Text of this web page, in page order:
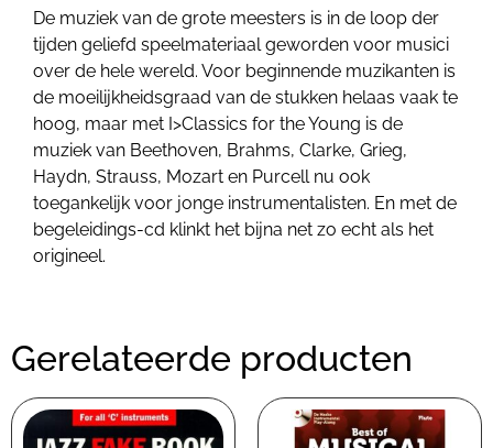
De muziek van de grote meesters is in de loop der
tijden geliefd speelmateriaal geworden voor musici
over de hele wereld. Voor beginnende muzikanten is
de moeilijkheidsgraad van de stukken helaas vaak te
hoog, maar met I>Classics for the Young is de
muziek van Beethoven, Brahms, Clarke, Grieg,
Haydn, Strauss, Mozart en Purcell nu ook
toegankelijk voor jonge instrumentalisten. En met de
begeleidings-cd klinkt het bijna net zo echt als het
origineel.
Gerelateerde producten